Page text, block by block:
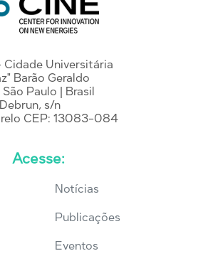
Cidade Universitária
Barão Geraldo
Paulo | Brasil
s/n
CEP: 13083-084
Acesse:
Notícias
Publicações
Eventos